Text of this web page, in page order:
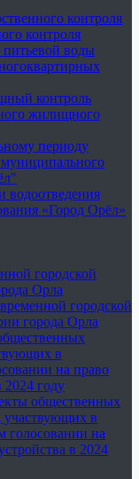
контроля
контроля
воды
контроль
жилищного
периоду
водоотведения
«Город Орёл»
городской
Орла
городской
города Орла
в
на право
2024 году
общественных
участвующих в
голосовании на
в 2024